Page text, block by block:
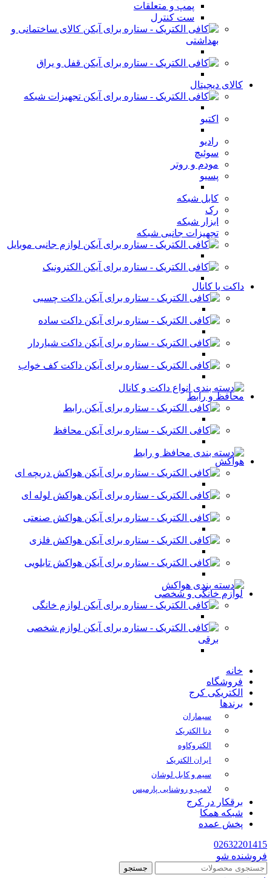
پمپ و متعلقات
ست کنترل
کالای ساختمانی و
بهداشتی
قفل و یراق
کالای دیجیتال
تجهیزات شبکه
اکتیو
رادیو
سوئیچ
مودم و روتر
پسیو
کابل شبکه
رک
ابزار شبکه
تجهیزات جانبی شبکه
لوازم جانبی موبایل
الکترونیک
داکت یا کانال
داکت چسبی
داکت ساده
داکت شیاردار
داکت کف خواب
محافظ و رابط
رابط
محافظ
هواکش
هواکش دریچه ای
هواکش لوله ای
هواکش صنعتی
هواکش فلزی
هواکش تابلویی
لوازم خانگی و شخصی
لوازم خانگی
لوازم شخصی
برقی
خانه
فروشگاه
الکتریکی کرج
برندها
سیماران
دنا الکتریک
الکتروکاوه
ایران الکتریک
سیم و کابل لوشان
لامپ و روشنایی پارمیس
برقکار در کرج
شبکه همکا
پخش عمده
02632201415
فروشنده شو
جستجو